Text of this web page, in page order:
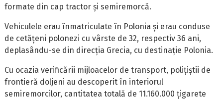
formate din cap tractor și semiremorcă.
Vehiculele erau înmatriculate în Polonia și erau conduse
de cetățeni polonezi cu vârste de 32, respectiv 36 ani,
deplasându-se din direcția Grecia, cu destinație Polonia.
Cu ocazia verificării mijloacelor de transport, polițiștii de
frontieră doljeni au descoperit în interiorul
semiremorcilor, cantitatea totală de 11.160.000 țigarete